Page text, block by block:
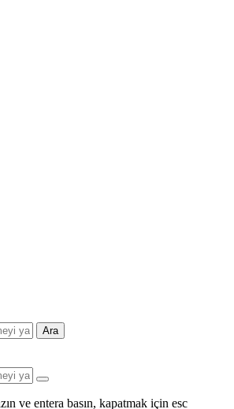
Ara
ve entera basın, kapatmak için esc